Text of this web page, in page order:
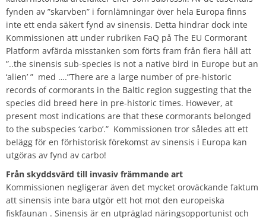
fynden av ”skarvben” i fornlämningar över hela Europa finns
inte ett enda säkert fynd av sinensis. Detta hindrar dock inte
Kommissionen att under rubriken FaQ på The EU Cormorant
Platform avfärda misstanken som förts fram från flera håll att
”..the sinensis sub-species is not a native bird in Europe but an
‘alien’ ” med ….”There are a large number of pre-historic
records of cormorants in the Baltic region suggesting that the
species did breed here in pre-historic times. However, at
present most indications are that these cormorants belonged
to the subspecies ‘carbo’.” Kommissionen tror således att ett
belägg för en förhistorisk förekomst av sinensis i Europa kan
utgöras av fynd av carbo!
Från skyddsvärd till invasiv främmande art
Kommissionen negligerar även det mycket oroväckande faktum
att sinensis inte bara utgör ett hot mot den europeiska
fiskfaunan . Sinensis är en utpräglad näringsopportunist och